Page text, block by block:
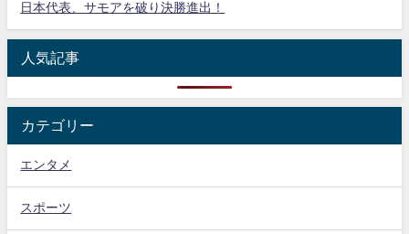
日本代表、サモアを破り決勝進出！
人気記事
カテゴリー
エンタメ
スポーツ